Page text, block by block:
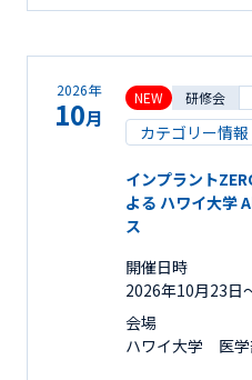
2026年
10月
NEW 研修会
カテゴリー情報
インプラント
よる ハワイ大学
ス
開催日時
2026年10月23日
会場
ハワイ大学 医学